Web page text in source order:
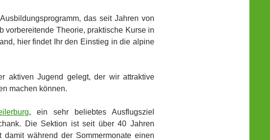
das seit Jahren von
vorbereitende Theorie, praktische Kurse in
hier findet Ihr den Einstieg in die alpine
aktiven Jugend gelegt, der wir attraktive
machen können.
, ein sehr beliebtes Ausflugsziel
Die Sektion ist seit über 40 Jahren
während der Sommermonate einen